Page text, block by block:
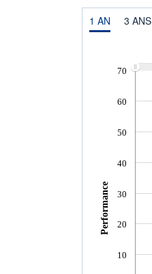
1 AN 3 ANS
10
20
30
40
50
60
70
Performance